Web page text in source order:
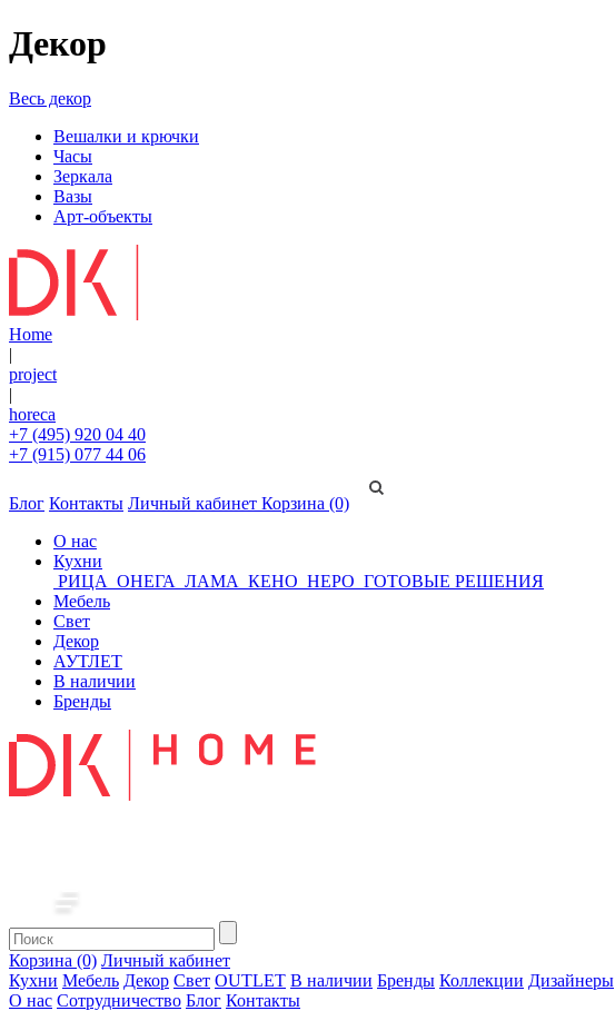
Декор
Весь декор
Вешалки и крючки
Часы
Зеркала
Вазы
Арт-объекты
Home
|
project
|
horeca
+7 (495) 920 04 40
+7 (915) 077 44 06
Блог Контакты Личный кабинет Корзина (0)
О нас
Кухни
РИЦА ОНЕГА ЛАМА КЕНО НЕРО ГОТОВЫЕ РЕШЕНИЯ
Мебель
Свет
Декор
АУТЛЕТ
В наличии
Бренды
Корзина (0) Личный кабинет
Кухни Мебель Декор Свет OUTLET В наличии Бренды Коллекции Дизайнеры
О нас Сотрудничество Блог Контакты